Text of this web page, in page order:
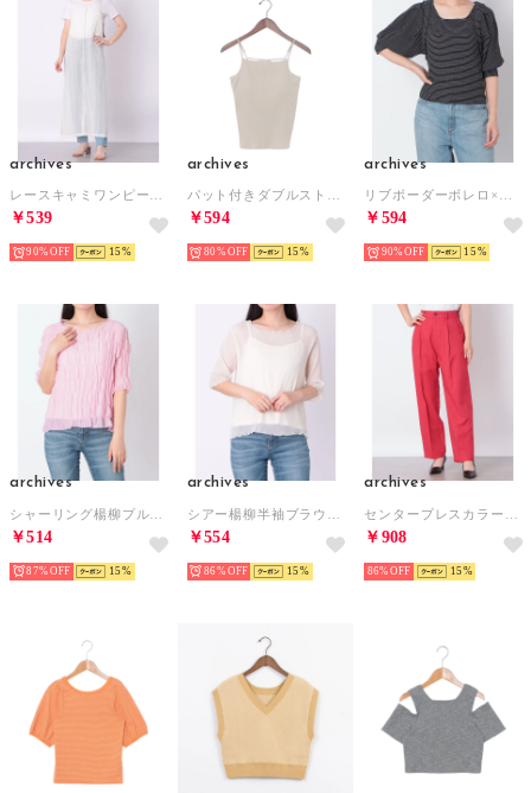
archives
￥539
90% 15
archives
￥594
80% 15
archives
￥594
90% 15
archives
￥514
87% 15
archives
￥554
86% 15
archives
￥908
86% 15